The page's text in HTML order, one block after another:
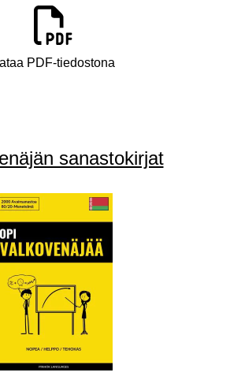
PDF-tiedostona
sanastokirjat